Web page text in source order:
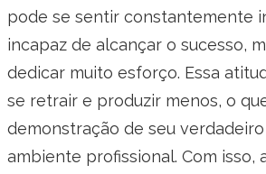
pode se sentir constantemente
incapaz de alcançar o sucesso,
dedicar muito esforço. Essa
se retrair e produzir menos, o
demonstração de seu
ambiente profissional. Com isso,